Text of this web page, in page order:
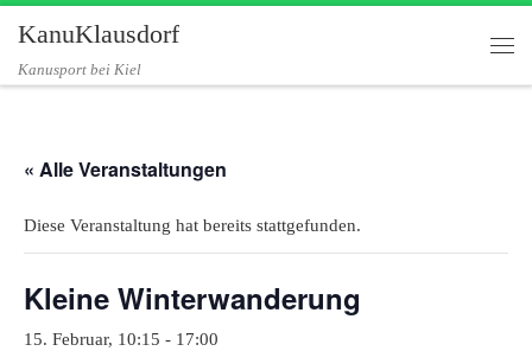
Zum Inhalt springen
KanuKlausdorf
Kanusport bei Kiel
« Alle Veranstaltungen
Diese Veranstaltung hat bereits stattgefunden.
Kleine Winterwanderung
15. Februar, 10:15 - 17:00